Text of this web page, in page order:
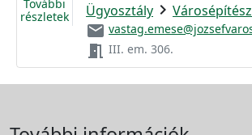
További
részletek
Ügyosztály chevron_right
email
meeting_room III. em. 306.